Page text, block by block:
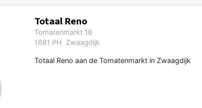
Totaal Reno
Tomatenmarkt 16
1681 PH Zwaagdijk
Totaal Reno aan de Tomatenmarkt in Zwaagdijk